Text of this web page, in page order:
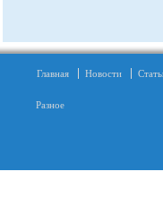
Главная Новости
Разное